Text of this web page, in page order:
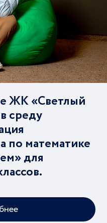
ЖК «Светлый
среду
по математике
для